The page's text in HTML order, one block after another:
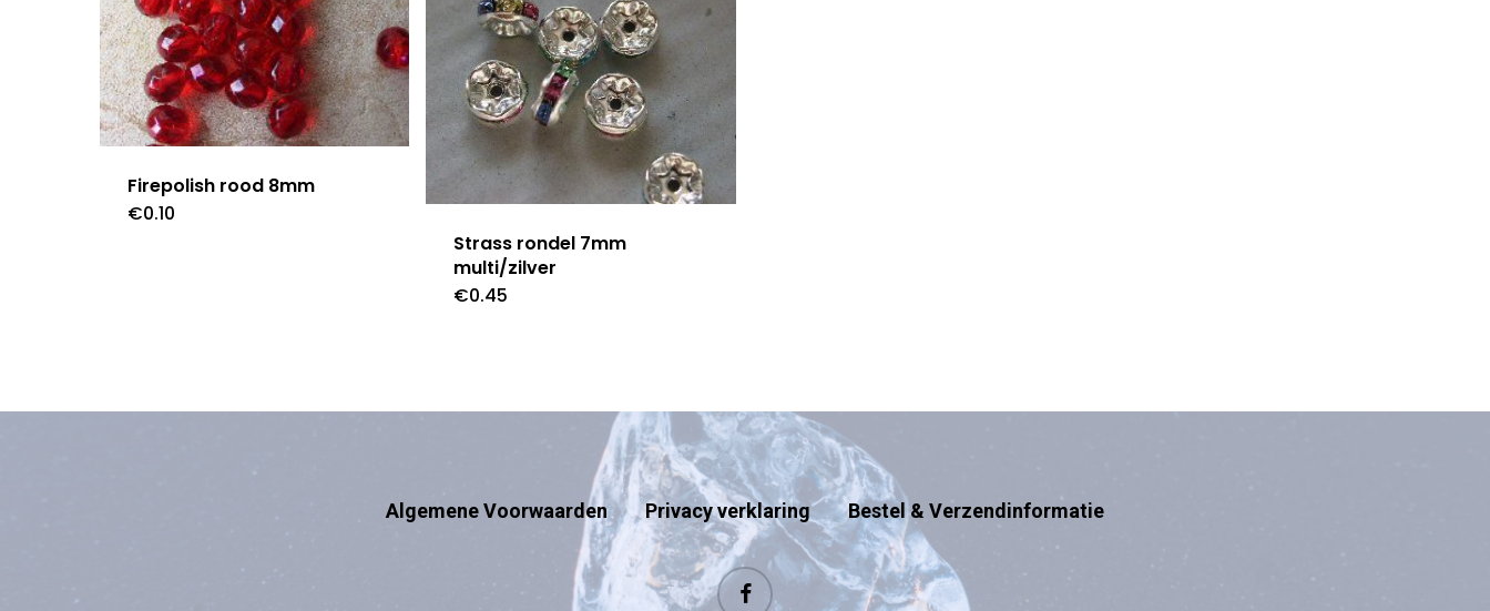
Firepolish rood 8mm
€0.10
Strass rondel 7mm
multi/zilver
€0.45
Algemene Voorwaarden Privacy verklaring Bestel & Verzendinformatie
facebook